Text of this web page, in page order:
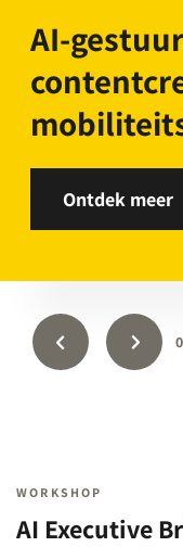
AI-
Ontdek meer
WORKSHOP
AI Executive